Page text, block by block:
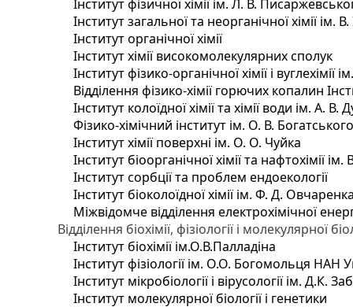
Інститут фізичної хімії ім. Л. В.
Інститут загальної та неорганічної хімії ім.
Інститут органічної хімії
Інститут хімії високомолекулярних сполук
Інститут фізико-органічної хімії і
Відділення фізико-хімії горючих копалин
Інститут колоїдної хімії та хімії води ім. А.
Фізико-хімічний інститут ім. О. В.
Інститут хімії поверхні ім. О. О. Чуйка
Інститут біоорганічної хімії та нафтохімії
Інститут сорбції та проблем ендоекології
Інститут біоколоїдної хімії ім. Ф. Д.
Міжвідомче відділення електрохімічної
Відділення біохімії, фізіології і молекулярної
Інститут біохімії ім.О.В.Палладіна
Інститут фізіології ім. О.О. Богомольця НАН
Інститут мікробіології і вірусології ім. Д.К.
Інститут молекулярної біології і генетики